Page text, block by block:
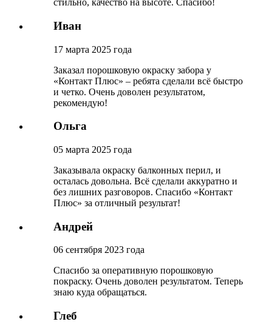
стильно, качество на высоте. Спасибо!
Иван
17 марта 2025 года
Заказал порошковую окраску забора у
«Контакт Плюс» – ребята сделали всё быстро
и четко. Очень доволен результатом,
рекомендую!
Ольга
05 марта 2025 года
Заказывала окраску балконных перил, и
осталась довольна. Всё сделали аккуратно и
без лишних разговоров. Спасибо «Контакт
Плюс» за отличный результат!
Андрей
06 сентября 2023 года
Спасибо за оперативную порошковую
покраску. Очень доволен результатом. Теперь
знаю куда обращаться.
Глеб